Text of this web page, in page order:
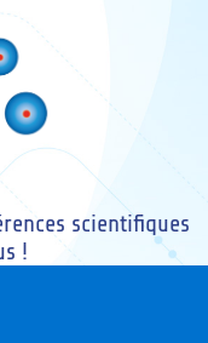
scientifiques
!